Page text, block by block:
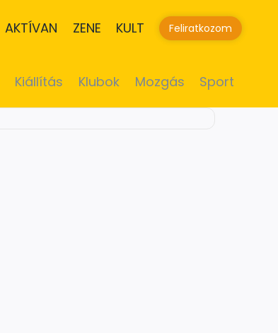
AKTÍVAN ZENE KULT Feliratkozom
Kiállítás Klubok Mozgás Sport